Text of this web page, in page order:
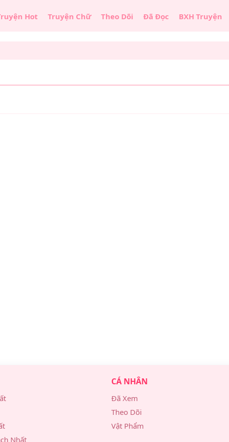
Hot Truyện Chữ Theo Dõi Đã Đọc BXH Truyện
Nhất
CÁ NHÂN
Đã Xem
Theo Dõi
Vật Phẩm